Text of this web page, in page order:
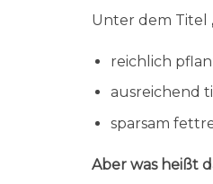
Unter dem Titel
reichlich
ausreichend
sparsam
Aber was heißt